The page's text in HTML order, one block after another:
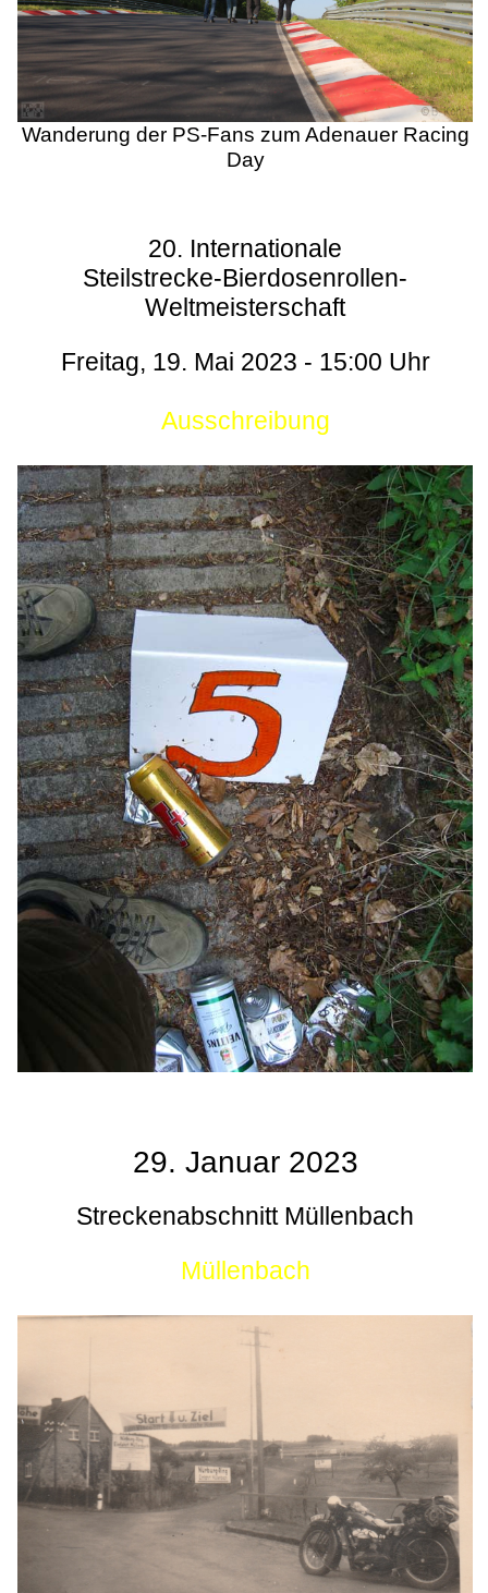
Wanderung der PS-Fans zum Adenauer Racing
Day
20. Internationale
Steilstrecke-Bierdosenrollen-
Weltmeisterschaft
Freitag, 19. Mai 2023 - 15:00 Uhr
Ausschreibung
29. Januar 2023
Streckenabschnitt Müllenbach
Müllenbach